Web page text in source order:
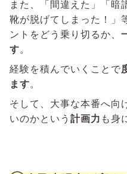
また、「間違えた」「暗
靴が脱げてしまった！」
ントをどう乗り切るか、
す。
経験を積んでいくことで
ます。
そして、大事な本番へ向
いのかという 計画力 も身